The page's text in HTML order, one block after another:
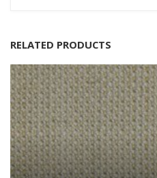
RELATED PRODUCTS